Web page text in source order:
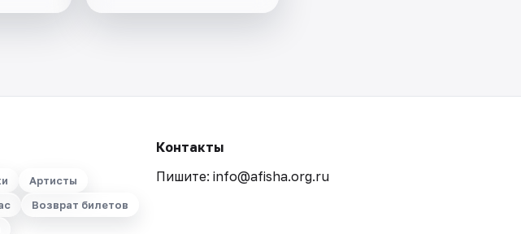
Артисты
Возврат билетов
Контакты
Пишите: info@afisha.org.ru